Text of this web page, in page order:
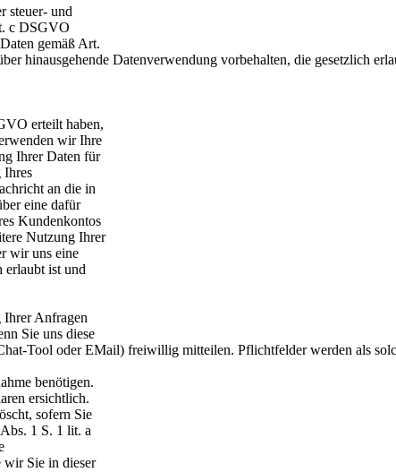
steuer- und
c DSGVO
gemäß Art.
hinausgehende Datenverwendung vorbehalten, die gesetzlich
erteilt haben,
wir Ihre
Ihrer Daten für
Ihres
an die in
eine dafür
Kundenkontos
Nutzung Ihrer
wir uns eine
erlaubt ist und
Ihrer Anfragen
Sie uns diese
Tool oder EMail) freiwillig mitteilen. Pflichtfelder werden als
benötigen.
ersichtlich.
sofern Sie
1 S. 1 lit. a
wir Sie in dieser